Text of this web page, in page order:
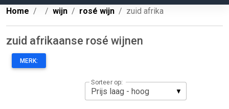
Home
wijn rosé wijn zuid afrika
zuid afrikaanse rosé wijnen
MERK:
Sorteer op: